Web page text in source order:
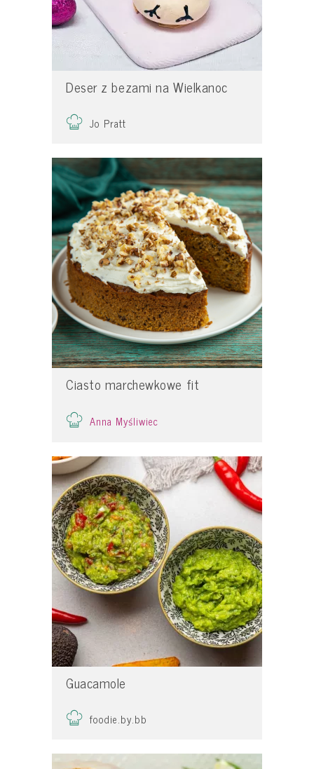
Deser z bezami na Wielkanoc
Jo Pratt
Ciasto marchewkowe fit
Anna Myśliwiec
Guacamole
foodie.by.bb